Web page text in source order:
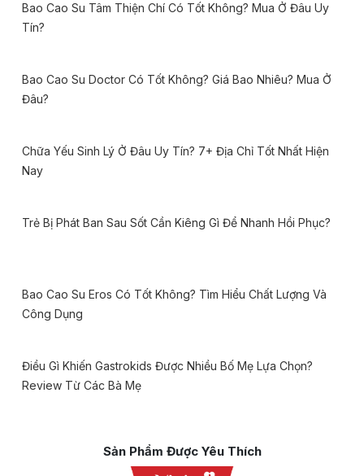
Bao Cao Su Tâm Thiện Chí Có Tốt Không? Mua Ở Đâu Uy
Tín?
Bao Cao Su Doctor Có Tốt Không? Giá Bao Nhiêu? Mua Ở
Đâu?
Chữa Yếu Sinh Lý Ở Đâu Uy Tín? 7+ Địa Chỉ Tốt Nhất Hiện
Nay
Trẻ Bị Phát Ban Sau Sốt Cần Kiêng Gì Để Nhanh Hồi Phục?
Bao Cao Su Eros Có Tốt Không? Tìm Hiểu Chất Lượng Và
Công Dụng
Điều Gì Khiến Gastrokids Được Nhiều Bố Mẹ Lựa Chọn?
Review Từ Các Bà Mẹ
Sản Phẩm Được Yêu Thích